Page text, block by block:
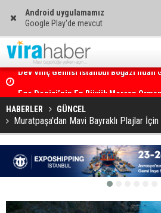
Android uygulamamız
Google Play'de mevcut
HABERLER GÜNCEL
Muratpaşa'dan Mavi Bayraklı Plajlar